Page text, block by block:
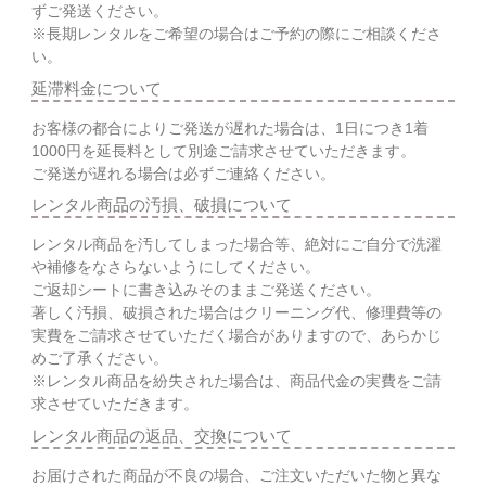
ずご発送ください。
※長期レンタルをご希望の場合はご予約の際にご相談くださ
い。
延滞料金について
お客様の都合によりご発送が遅れた場合は、1日につき1着
1000円を延長料として別途ご請求させていただきます。
ご発送が遅れる場合は必ずご連絡ください。
レンタル商品の汚損、破損について
レンタル商品を汚してしまった場合等、絶対にご自分で洗濯
や補修をなさらないようにしてください。
ご返却シートに書き込みそのままご発送ください。
著しく汚損、破損された場合はクリーニング代、修理費等の
実費をご請求させていただく場合がありますので、あらかじ
めご了承ください。
※レンタル商品を紛失された場合は、商品代金の実費をご請
求させていただきます。
レンタル商品の返品、交換について
お届けされた商品が不良の場合、ご注文いただいた物と異な